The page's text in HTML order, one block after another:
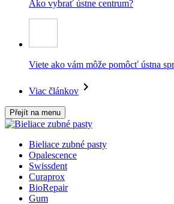
Ako vybrať ústne centrum?
Viete ako vám môže pomôcť ústna
Viac článkov
Přejít na menu
Bieliace zubné pasty
Opalescence
Swissdent
Curaprox
BioRepair
Gum